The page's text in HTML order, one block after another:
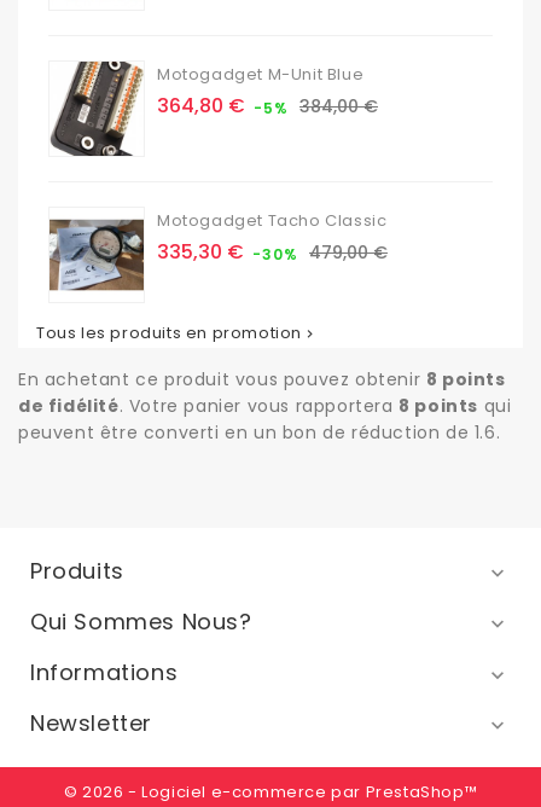
Motogadget M-Unit Blue
Prix
364,80 € -5% Prix
384,00 €
Motogadget Tacho Classic
Prix
335,30 € -30% Prix
479,00 €
Tous les produits en promotion 
En achetant ce produit vous pouvez obtenir 8 points
de fidélité. Votre panier vous rapportera 8 points qui
peuvent être converti en un bon de réduction de 1.6.
Produits 
Qui Sommes Nous? 
Informations 
Newsletter 
© 2026 - Logiciel e-commerce par PrestaShop™